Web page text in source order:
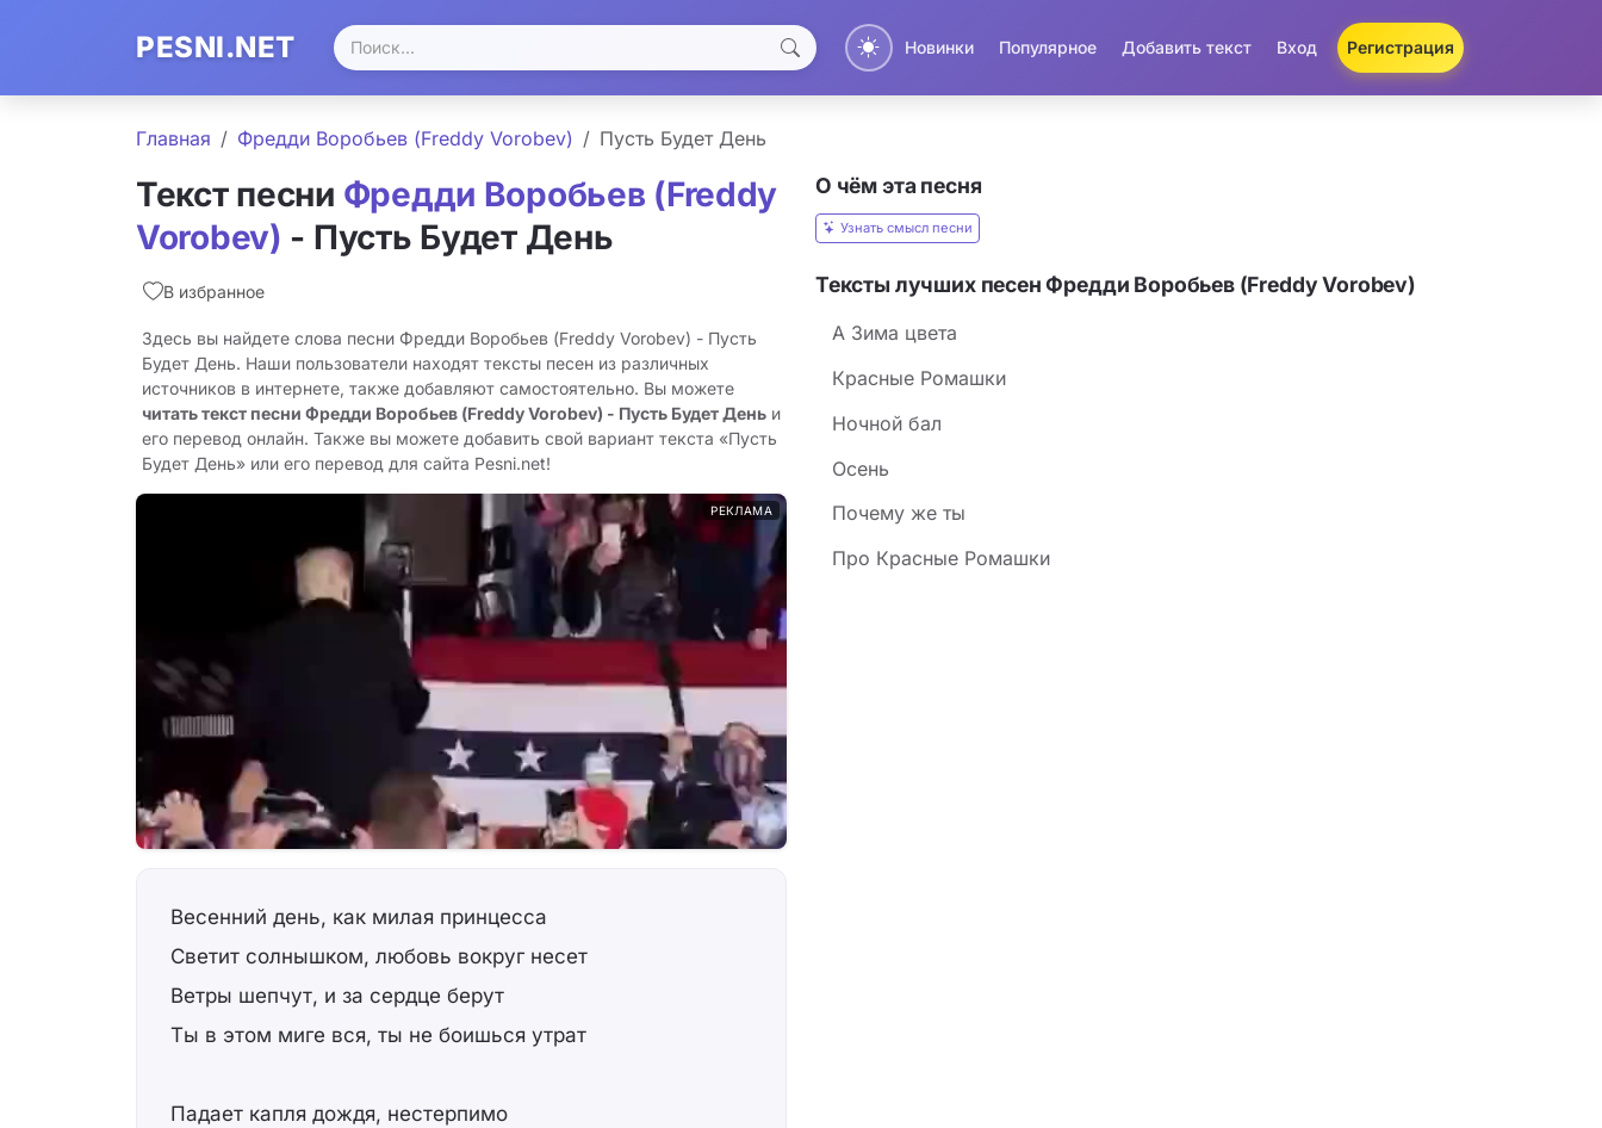
PESNI.NET Новинки Популярное Добавить текст Вход Регистрация
Главная Фредди Воробьев (Freddy Vorobev) Пусть Будет День
Текст песни Фредди Воробьев (Freddy
Vorobev) - Пусть Будет День
В избранное
Здесь вы найдете слова песни Фредди Воробьев (Freddy Vorobev) - Пусть
Будет День. Наши пользователи находят тексты песен из различных
источников в интернете, также добавляют самостоятельно. Вы можете
читать текст песни Фредди Воробьев (Freddy Vorobev) - Пусть Будет День и
его перевод онлайн. Также вы можете добавить свой вариант текста «Пусть
Будет День» или его перевод для сайта Pesni.net!
РЕКЛАМА
Весенний день, как милая принцесса
Светит солнышком, любовь вокруг несет
Ветры шепчут, и за сердце берут
Ты в этом миге вся, ты не боишься утрат
Падает капля дождя, нестерпимо
О чём эта песня
Узнать смысл песни
Тексты лучших песен Фредди Воробьев (Freddy Vorobev)
А Зима цвета
Красные Ромашки
Ночной бал
Осень
Почему же ты
Про Красные Ромашки